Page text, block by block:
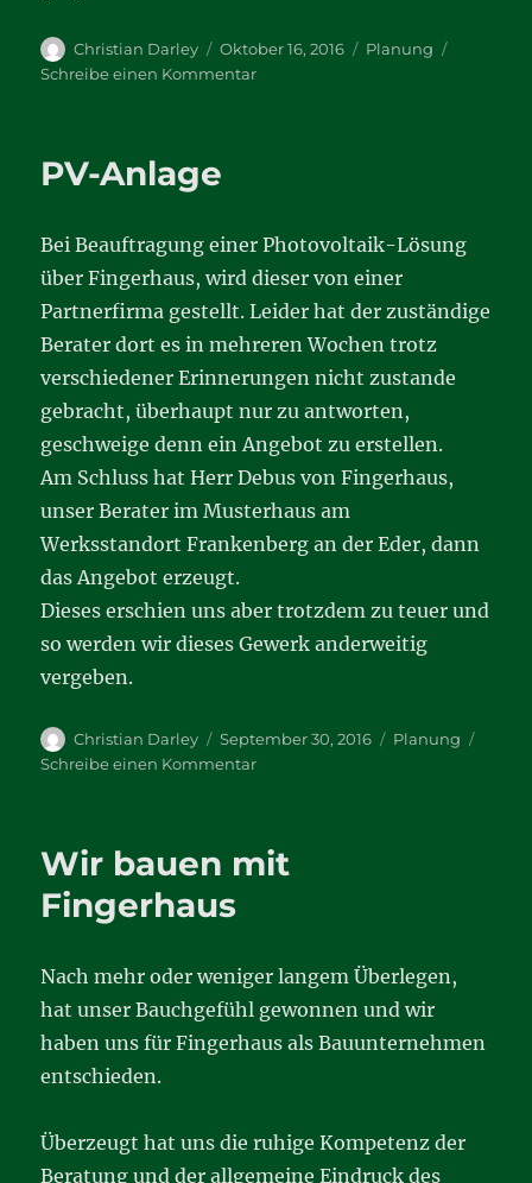
Autor
Christian Darley
Veröffentlicht
am
Oktober 16, 2016 Kategorien
Planung
Schreibe einen Kommentarzu
PV-Anlage
Bei Beauftragung einer Photovoltaik-Lösung
über Fingerhaus, wird dieser von einer
Partnerfirma gestellt. Leider hat der zuständige
Berater dort es in mehreren Wochen trotz
verschiedener Erinnerungen nicht zustande
gebracht, überhaupt nur zu antworten,
geschweige denn ein Angebot zu erstellen.
Am Schluss hat Herr Debus von Fingerhaus,
unser Berater im Musterhaus am
Werksstandort Frankenberg an der Eder, dann
das Angebot erzeugt.
Dieses erschien uns aber trotzdem zu teuer und
so werden wir dieses Gewerk anderweitig
vergeben.
Autor
Christian Darley
Veröffentlicht
am
September 30, 2016 Kategorien
Planung
Schreibe einen Kommentarzu
Wir bauen mit
Fingerhaus
Nach mehr oder weniger langem Überlegen,
hat unser Bauchgefühl gewonnen und wir
haben uns für Fingerhaus als Bauunternehmen
entschieden.
Überzeugt hat uns die ruhige Kompetenz der
Beratung und der allgemeine Eindruck des